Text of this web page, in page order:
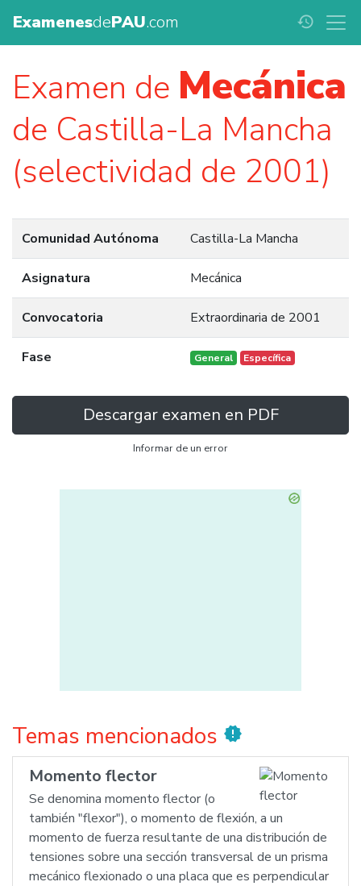
ExamenesdePAU.com history
Examen de Mecánica
de Castilla-La Mancha
(selectividad de 2001)
Comunidad Autónoma Castilla-La Mancha
Asignatura Mecánica
Convocatoria Extraordinaria de 2001
Fase General Específica
Descargar examen en PDF
Informar de un error
Temas mencionados new_releases
Momento flector
Se denomina momento flector (o
también "flexor"), o momento de flexión, a un
momento de fuerza resultante de una distribución de
tensiones sobre una sección transversal de un prisma
mecánico flexionado o una placa que es perpendicular